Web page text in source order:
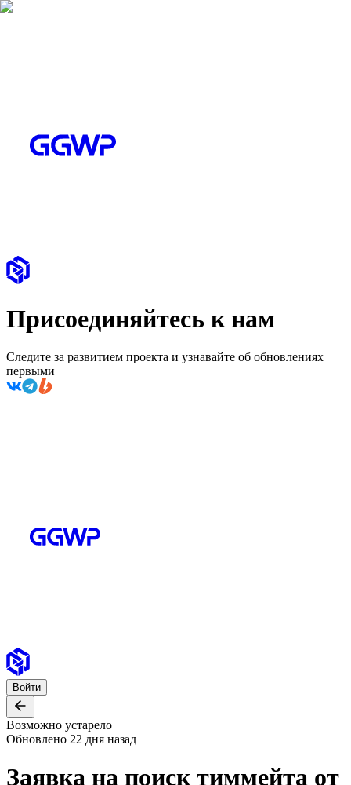
Присоединяйтесь к нам
Следите за развитием проекта и узнавайте об обновлениях
первыми
Войти
Возможно устарело
Обновлено 22 дня назад
Заявка на поиск тиммейта от